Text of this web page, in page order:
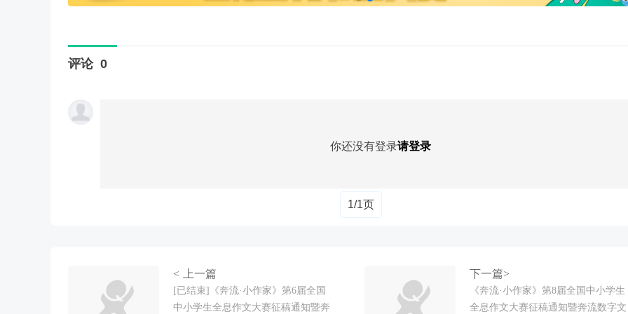
评论 0
你还没有登录请登录
1/1页
< 上一篇
[已结束]《奔流·小作家》第6届全国
中小学生全息作文大赛征稿通知暨奔
下一篇>
《奔流·小作家》第8届全国中小学生
全息作文大赛征稿通知暨奔流数字文